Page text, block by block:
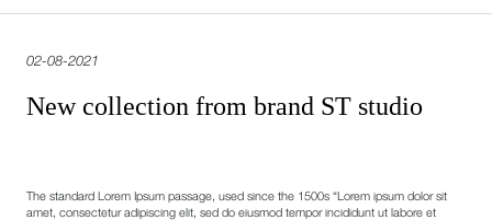
02-08-2021
New collection from brand ST studio
The standard Lorem Ipsum passage, used since the 1500s “Lorem ipsum dolor sit
amet, consectetur adipiscing elit, sed do eiusmod tempor incididunt ut labore et